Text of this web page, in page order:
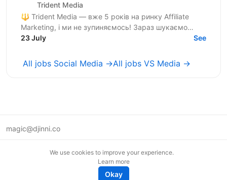
Trident Media
🔱 Trident Media — вже 5 років на ринку Affiliate
Marketing, і ми не зупиняємось! Зараз шукаємо
Assistant Media Buyer-а (Facebook) у нашу команду.
23 July See
All jobs Social Media →All jobs VS Media →
magic@djinni.co
We use cookies to improve your experience.
Learn more
Okay